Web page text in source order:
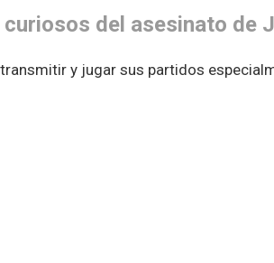
del asesinato de
y jugar sus partidos